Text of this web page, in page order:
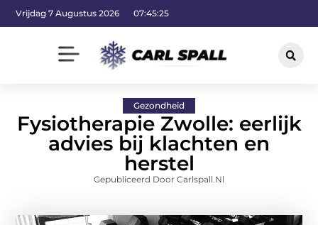
Vrijdag 7 Augustus 2026 07:45:26
Gezondheid
Fysiotherapie Zwolle: eerlijk
advies bij klachten en
herstel
Gepubliceerd Door Carlspall.nl